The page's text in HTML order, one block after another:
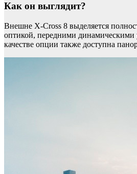
Как он выглядит?
Внешне X-Cross 8 выделяется
оптикой, передними динамическими
качестве опции также доступна